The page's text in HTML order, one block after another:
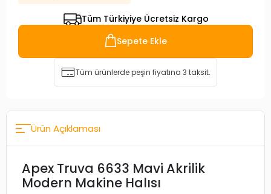
Tüm Türkiyiye Ücretsiz Kargo
Sepete Ekle
Tüm ürünlerde peşin fiyatına 3 taksit.
Ürün Açıklaması
Apex Truva 6633 Mavi Akrilik
Modern Makine Halısı